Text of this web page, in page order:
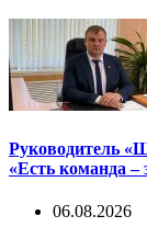
Руководитель
«Есть команда –
06.08.2026